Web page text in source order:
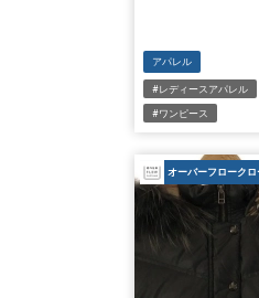
アパレル
#レディースアパレル
#ワンピース
オーバーフローク